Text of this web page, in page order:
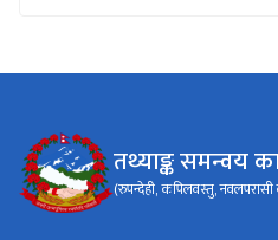
तथ्याङ्क समन्वय
(रुपन्देही, कपिलवस्तु, नवलपरासी